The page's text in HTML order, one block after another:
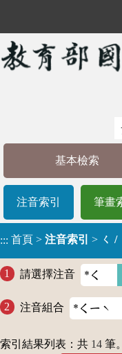
基本檢索
注音索引 筆畫
::: 首頁 > 注音索引 > ㄑ /
請選擇注音
注音組合
索引結果列表：共 14 筆。